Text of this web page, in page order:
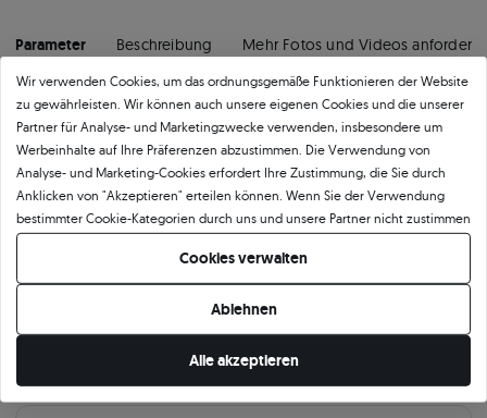
Parameter Beschreibung Mehr Fotos und Videos anfordern
Produktkategorie
AnhängerSilberanhängerAnhänger Kreuz GoldAnhänger The Journey
Produktparameter:
585
Wir verwenden Cookies, um das ordnungsgemäße Funktionieren der Website
zu gewährleisten. Wir können auch unsere eigenen Cookies und die unserer
Partner für Analyse- und Marketingzwecke verwenden, insbesondere um
Werbeinhalte auf Ihre Präferenzen abzustimmen. Die Verwendung von
Analyse- und Marketing-Cookies erfordert Ihre Zustimmung, die Sie durch
Anklicken von "Akzeptieren" erteilen können. Wenn Sie der Verwendung
bestimmter Cookie-Kategorien durch uns und unsere Partner nicht zustimmen
möchten, klicken Sie auf "Lassen Sie mich wählen" und bestimmen Sie Ihre
Präferenzen. Sie können Ihre Zustimmung jederzeit widerrufen, indem Sie
Ihre Cookie-Einstellungen ändern.
Cookies verwalten
Ablehnen
Alle akzeptieren